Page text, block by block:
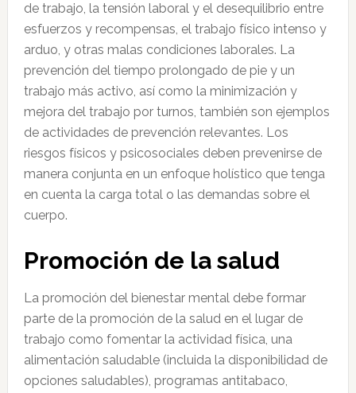
de trabajo, la tensión laboral y el desequilibrio entre
esfuerzos y recompensas, el trabajo físico intenso y
arduo, y otras malas condiciones laborales. La
prevención del tiempo prolongado de pie y un
trabajo más activo, así como la minimización y
mejora del trabajo por turnos, también son ejemplos
de actividades de prevención relevantes. Los
riesgos físicos y psicosociales deben prevenirse de
manera conjunta en un enfoque holístico que tenga
en cuenta la carga total o las demandas sobre el
cuerpo.
Promoción de la salud
La promoción del bienestar mental debe formar
parte de la promoción de la salud en el lugar de
trabajo como fomentar la actividad física, una
alimentación saludable (incluida la disponibilidad de
opciones saludables), programas antitabaco,